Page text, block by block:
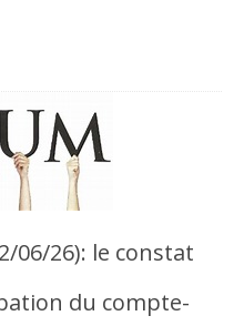
06/26): le constat
du compte-